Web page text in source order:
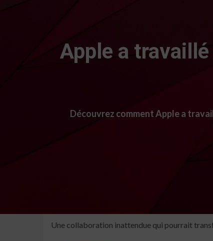
Apple a
Découvrez comment Apple a
Une collaboration inattendue qui pourrait